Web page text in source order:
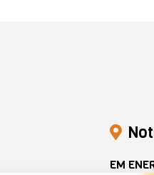
EM